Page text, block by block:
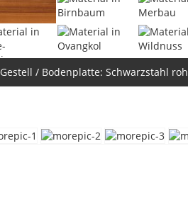
Gestell / Bodenplatte: Schwarzstahl roh